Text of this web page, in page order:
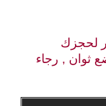
لحجزك
ثوان , رجاء